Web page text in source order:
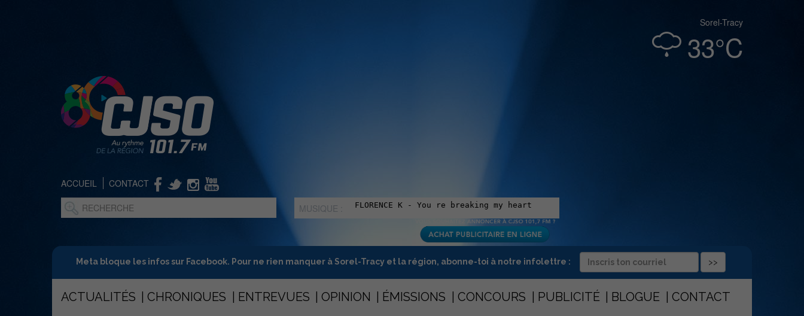
Sorel-Tracy
33°C
ACCUEIL CONTACT
MUSIQUE :
Meta bloque les infos sur Facebook. Pour ne rien manquer à Sorel-Tracy et la région, abonne-toi à notre infolettre :
ACTUALITÉS CHRONIQUES ENTREVUES OPINION ÉMISSIONS CONCOURS PUBLICITÉ BLOGUE CONTACT